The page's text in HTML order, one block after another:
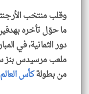
وقلب منتخب
دور الثمانية، في
من بطولةكأس العالم